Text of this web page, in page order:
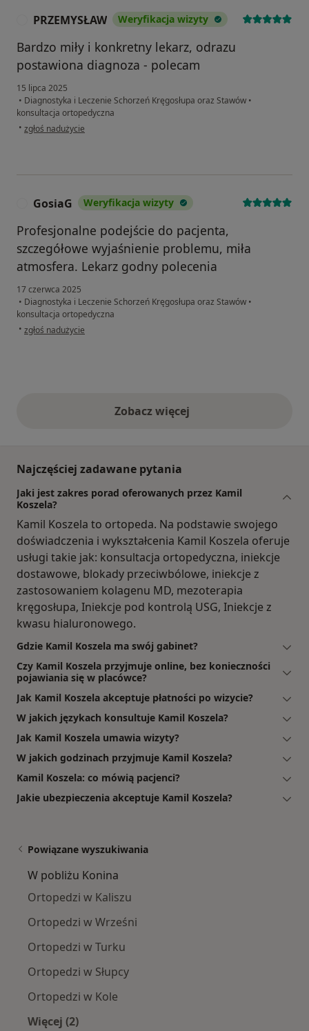
PRZEMYSŁAW Weryfikacja wizyty
Bardzo miły i konkretny lekarz, odrazu
postawiona diagnoza - polecam
15 lipca 2025
• Diagnostyka i Leczenie Schorzeń Kręgosłupa oraz Stawów •
konsultacja ortopedyczna
• w opinii użytkownika PRZEMYSŁAW
zgłoś nadużycie
GosiaG Weryfikacja wizyty
Profesjonalne podejście do pacjenta,
szczegółowe wyjaśnienie problemu, miła
atmosfera. Lekarz godny polecenia
17 czerwca 2025
• Diagnostyka i Leczenie Schorzeń Kręgosłupa oraz Stawów •
konsultacja ortopedyczna
• w opinii użytkownika GosiaG
zgłoś nadużycie
Zobacz więcejopinie powyżej
Najczęściej zadawane pytania
Jaki jest zakres porad oferowanych przez Kamil
Koszela?
Kamil Koszela to ortopeda. Na podstawie swojego
doświadczenia i wykształcenia Kamil Koszela oferuje
usługi takie jak: konsultacja ortopedyczna, iniekcje
dostawowe, blokady przeciwbólowe, iniekcje z
zastosowaniem kolagenu MD, mezoterapia
kręgosłupa, Iniekcje pod kontrolą USG, Iniekcje z
kwasu hialuronowego.
Gdzie Kamil Koszela ma swój gabinet?
Czy Kamil Koszela przyjmuje online, bez konieczności
pojawiania się w placówce?
Jak Kamil Koszela akceptuje płatności po wizycie?
W jakich językach konsultuje Kamil Koszela?
Jak Kamil Koszela umawia wizyty?
W jakich godzinach przyjmuje Kamil Koszela?
Kamil Koszela: co mówią pacjenci?
Jakie ubezpieczenia akceptuje Kamil Koszela?
Powiązane wyszukiwania
W pobliżu Konina
Ortopedzi w Kaliszu
Ortopedzi w Wrześni
Ortopedzi w Turku
Ortopedzi w Słupcy
Ortopedzi w Kole
Więcej (2)